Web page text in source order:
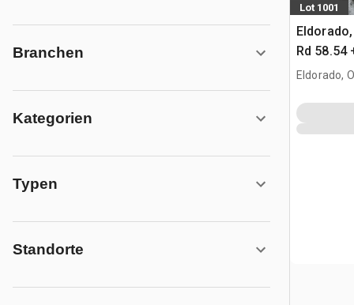
Branchen
Kategorien
Typen
Standorte
Lot 1001
Rd 58.54
Eldorado,